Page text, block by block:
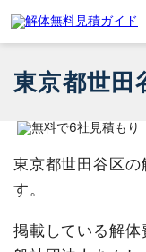
東京都世田
東京都世田谷区の
す。
掲載している解